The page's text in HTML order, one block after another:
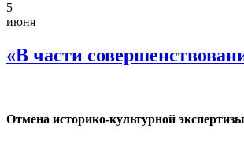
5
июня
«В части
Отмена историко-культурной